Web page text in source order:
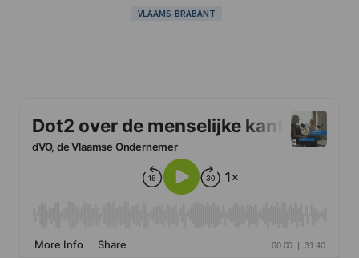
VLAAMS-BRABANT